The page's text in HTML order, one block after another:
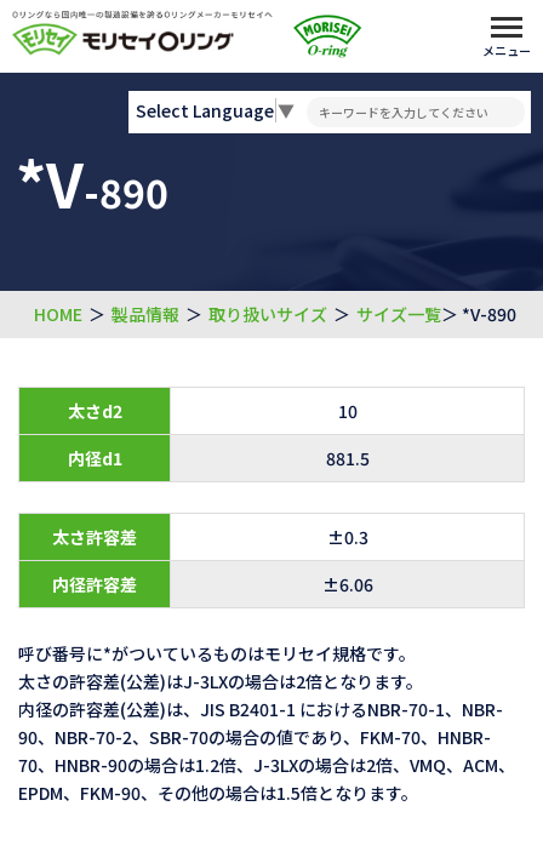
メニュー
*V-890
Select Language▼
HOME ＞ 製品情報 ＞ 取り扱いサイズ ＞ サイズ一覧＞ *V-890
太さd2
10
内径d1
881.5
太さ許容差
±0.3
内径許容差
±6.06
呼び番号に*がついているものはモリセイ規格です。
太さの許容差(公差)はJ-3LXの場合は2倍となります。
内径の許容差(公差)は、JIS B2401-1 におけるNBR-70-1、NBR-
90、NBR-70-2、SBR-70の場合の値であり、FKM-70、HNBR-
70、HNBR-90の場合は1.2倍、J-3LXの場合は2倍、VMQ、ACM、
EPDM、FKM-90、その他の場合は1.5倍となります。